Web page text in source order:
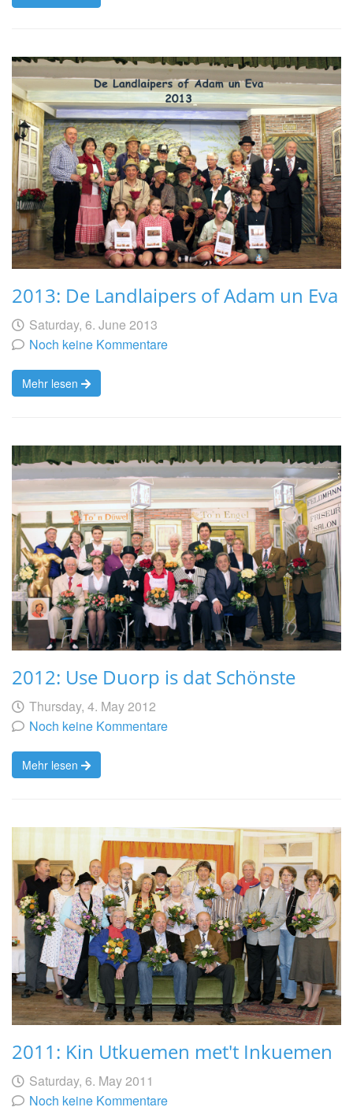
2013: De Landlaipers of Adam un Eva
Geschrieben
von
am Saturday, 6. June 2013
Noch keine Kommentare
Mehr lesen
2012: Use Duorp is dat Schönste
Geschrieben
von
am Thursday, 4. May 2012
Noch keine Kommentare
Mehr lesen
2011: Kin Utkuemen met't Inkuemen
Geschrieben
von
am Saturday, 6. May 2011
Noch keine Kommentare